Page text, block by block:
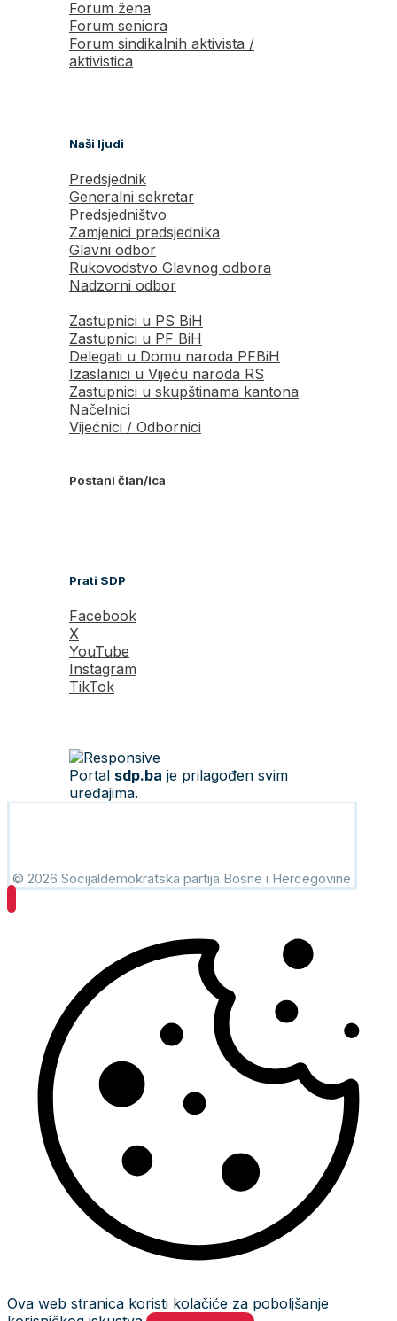
Forum žena
Forum seniora
Forum sindikalnih aktivista /
aktivistica
Naši ljudi
Predsjednik
Generalni sekretar
Predsjedništvo
Zamjenici predsjednika
Glavni odbor
Rukovodstvo Glavnog odbora
Nadzorni odbor
Zastupnici u PS BiH
Zastupnici u PF BiH
Delegati u Domu naroda PFBiH
Izaslanici u Vijeću naroda RS
Zastupnici u skupštinama kantona
Načelnici
Vijećnici / Odbornici
Postani član/ica
Prati SDP
Facebook
X
YouTube
Instagram
TikTok
Portal sdp.ba je prilagođen svim
uređajima.
© 2026 Socijaldemokratska partija Bosne i Hercegovine
Ova web stranica koristi kolačiće za poboljšanje